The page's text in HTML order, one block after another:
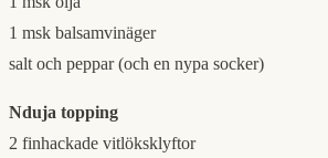
1 msk balsamvinäger
salt och peppar (och en nypa socker)
Nduja topping
2 finhackade vitlöksklyftor